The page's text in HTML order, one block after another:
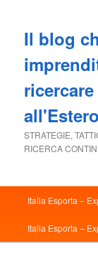
Il blog
all'Estero
STRATEGIE,
RICERCA
principale
Italia Esporta –
Italia Esporta –